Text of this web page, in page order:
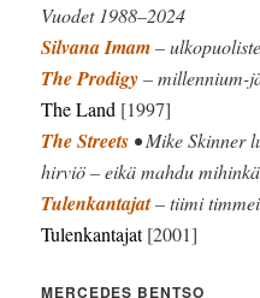
Vuodet 1988–2024
Silvana Imam–
The Prodigy– millennium-
The Land [1997]
The Streets • Mike Skinner
hirviö – eikä mahdu
Tulenkantajat– tiimi
Tulenkantajat[2001]
MERCEDES BENTSO